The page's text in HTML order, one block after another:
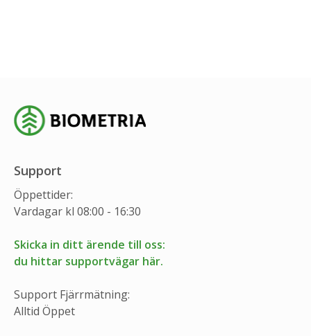
Support
Öppettider:
Vardagar kl 08:00 - 16:30
Skicka in ditt ärende till oss:
du hittar supportvägar här.
Support Fjärrmätning:
Alltid Öppet